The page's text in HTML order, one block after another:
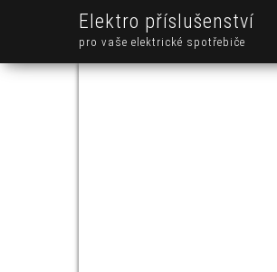
Elektro příslušenství
pro vaše elektrické spotřebiče